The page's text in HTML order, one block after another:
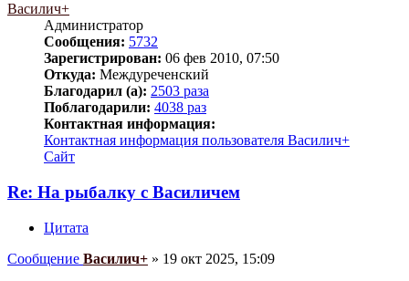
Василич+
Администратор
Сообщения: 5732
Зарегистрирован: 06 фев 2010, 07:50
Откуда: Междуреченский
Благодарил (а): 2503 раза
Поблагодарили: 4038 раз
Контактная информация:
Контактная информация пользователя Василич+
Сайт
Re: На рыбалку с Василичем
Цитата
Сообщение Василич+ » 19 окт 2025, 15:09